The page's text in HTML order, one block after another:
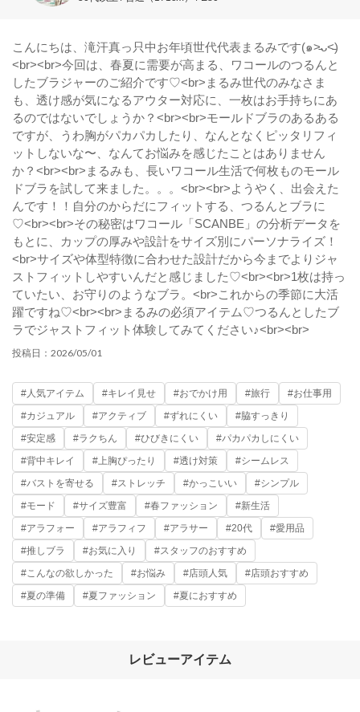
こんにちは、滝汗真っ只中お年頃世代代表まるみです(๑˃̵ᴗ˂̵)
<br><br>今回は、春夏に需要が高まる、ワコールのつるんと
したブラジャーのご紹介です♡<br>まるみ世代のみなさま
も、透け感が気になるアウター対応に、一枚はお手持ちにあ
るのではないでしょうか？<br><br>モールドブラのあるある
ですが、うわ胸がパカパカしたり、なんとなくピッタリフィ
ットしないな〜、なんてお悩みを感じたことはありません
か？<br><br>まるみも、長いワコール生活で何枚ものモール
ドブラを試して来ました。。。<br><br>ようやく、出会えた
んです！！自分のからだにフィットする、つるんとブラに
♡<br><br>その秘密はワコール「SCANBE」の分析データを
もとに、カップの厚みや設計をサイズ別にパーソナライズ！
<br>サイズや体型特徴に合わせた設計だから今までよりジャ
ストフィットしやすいんだと感じました♡<br><br>1枚は持っ
ていたい、お守りのようなブラ。<br>これからの季節に大活
躍ですね♡<br><br>まるみの必須アイテム♡つるんとしたブ
ラでジャストフィット体験してみてください♪<br><br>
投稿日： 2026/05/01
#人気アイテム #キレイ見せ #おでかけ用 #旅行
#お仕事用
#カジュアル
#アクティブ #ずれにくい
#脇すっきり
#安定感
#ラクちん #ひびきにくい
#パカパカしにくい
#背中キレイ
#上胸ぴったり #透け対策
#シームレス
#バストを寄せる
#ストレッチ #かっこいい
#シンプル
#モード
#サイズ豊富 #春ファッション
#新生活
#アラフォー
#アラフィフ #アラサー #20代
#愛用品
#推しブラ
#お気に入り
#スタッフのおすすめ
#こんなの欲しかった
#お悩み #店頭人気
#店頭おすすめ
#夏の準備
#夏ファッション #夏におすすめ
レビューアイテム